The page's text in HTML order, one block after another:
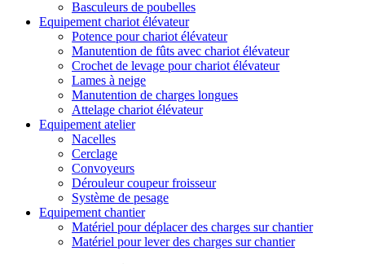
Basculeurs de poubelles
Equipement chariot élévateur
Potence pour chariot élévateur
Manutention de fûts avec chariot élévateur
Crochet de levage pour chariot élévateur
Lames à neige
Manutention de charges longues
Attelage chariot élévateur
Equipement atelier
Nacelles
Cerclage
Convoyeurs
Dérouleur coupeur froisseur
Système de pesage
Equipement chantier
Matériel pour déplacer des charges sur chantier
Matériel pour lever des charges sur chantier